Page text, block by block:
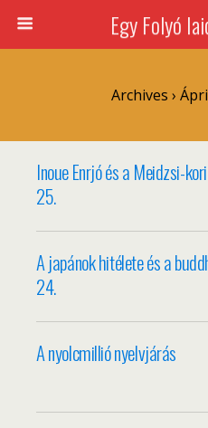
Egy Folyó
Archives ›
Inoue Enrjó és a Meidzsi-
25.
A japánok hitélete és a
24.
A nyolcmillió nyelvjárás